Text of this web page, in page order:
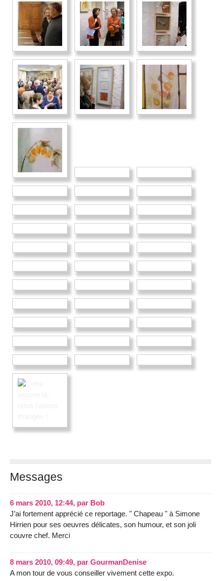
Messages
6 mars 2010, 12:44, par Bob
J’ai fortement apprécié ce reportage. " Chapeau " à Simone
Hirrien pour ses oeuvres délicates, son humour, et son joli
couvre chef. Merci
8 mars 2010, 09:49, par GourmanDenise
A mon tour de vous conseiller vivement cette expo.